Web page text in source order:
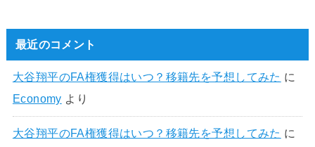
最近のコメント
大谷翔平のFA権獲得はいつ？移籍先を予想してみた に
Economy より
大谷翔平のFA権獲得はいつ？移籍先を予想してみた に